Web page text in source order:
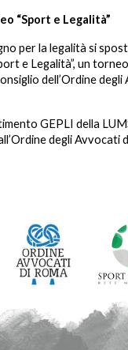
“Sport e Legalità”
per la legalità si
e Legalità”, un
dell’Ordine
GEPLI della
degli Avvocati